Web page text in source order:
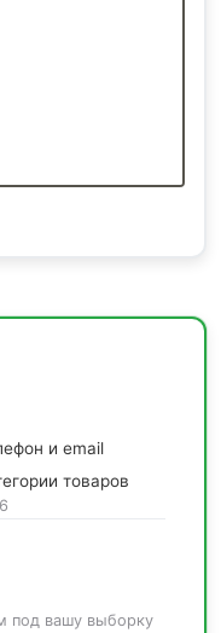
и email
товаров
под вашу выборку